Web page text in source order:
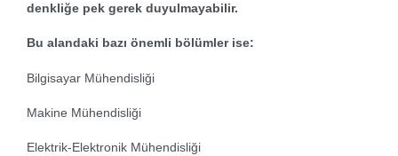
denkliğe pek gerek duyulmayabilir.
Bu alandaki bazı önemli bölümler ise:
Bilgisayar Mühendisliği
Makine Mühendisliği
Elektrik-Elektronik Mühendisliği